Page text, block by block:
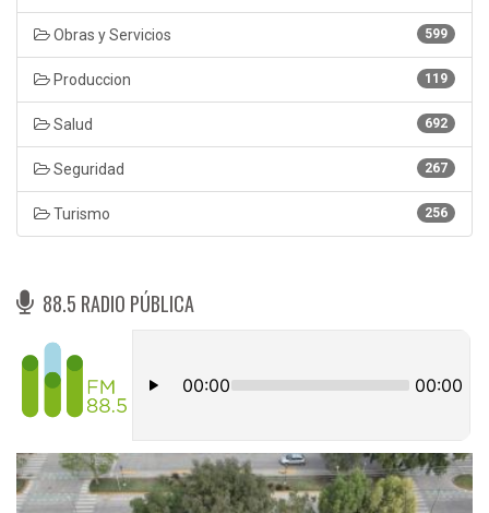
599
Obras y Servicios
119
Produccion
692
Salud
267
Seguridad
256
Turismo
88.5 RADIO PÚBLICA